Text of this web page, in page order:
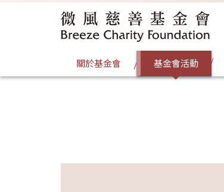
關於基金會 基金會活動